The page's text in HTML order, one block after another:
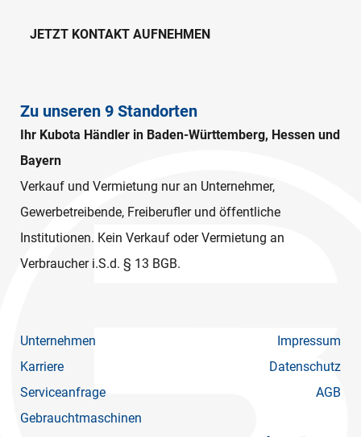
JETZT KONTAKT AUFNEHMEN
Zu unseren 9 Standorten
Ihr Kubota Händler in Baden-Württemberg, Hessen und
Bayern
Verkauf und Vermietung nur an Unternehmer,
Gewerbetreibende, Freiberufler und öffentliche
Institutionen. Kein Verkauf oder Vermietung an
Verbraucher i.S.d. § 13 BGB.
Unternehmen
Karriere
Serviceanfrage
Gebrauchtmaschinen
Impressum
Datenschutz
AGB